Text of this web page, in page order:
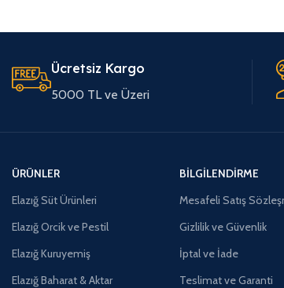
Ücretsiz Kargo
5000 TL ve Üzeri
ÜRÜNLER
Elazığ Süt Ürünleri
Elazığ Orcik ve Pestil
Elazığ Kuruyemiş
Elazığ Baharat & Aktar
BILGILENDIRME
Mesafeli Satış
Gizlilik ve Güvenlik
İptal ve İade
Teslimat ve Garanti